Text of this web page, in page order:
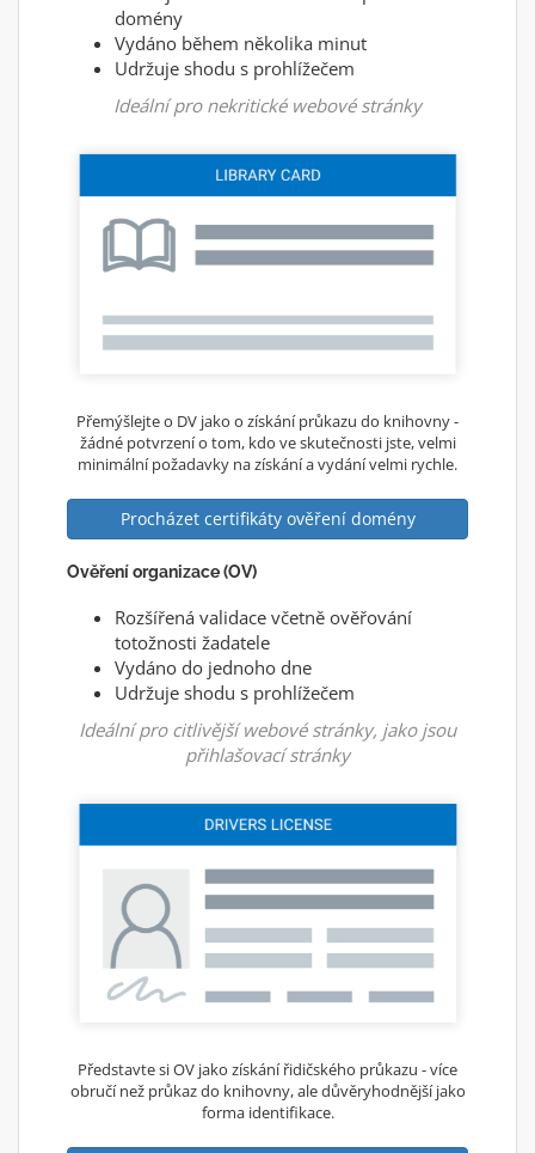
domény
Vydáno během několika minut
Udržuje shodu s prohlížečem
Ideální pro nekritické webové stránky
Přemýšlejte o DV jako o získání průkazu do knihovny -
žádné potvrzení o tom, kdo ve skutečnosti jste, velmi
minimální požadavky na získání a vydání velmi rychle.
Procházet certifikáty ověření domény
Ověření organizace (OV)
Rozšířená validace včetně ověřování
totožnosti žadatele
Vydáno do jednoho dne
Udržuje shodu s prohlížečem
Ideální pro citlivější webové stránky, jako jsou
přihlašovací stránky
Představte si OV jako získání řidičského průkazu - více
obručí než průkaz do knihovny, ale důvěryhodnější jako
forma identifikace.